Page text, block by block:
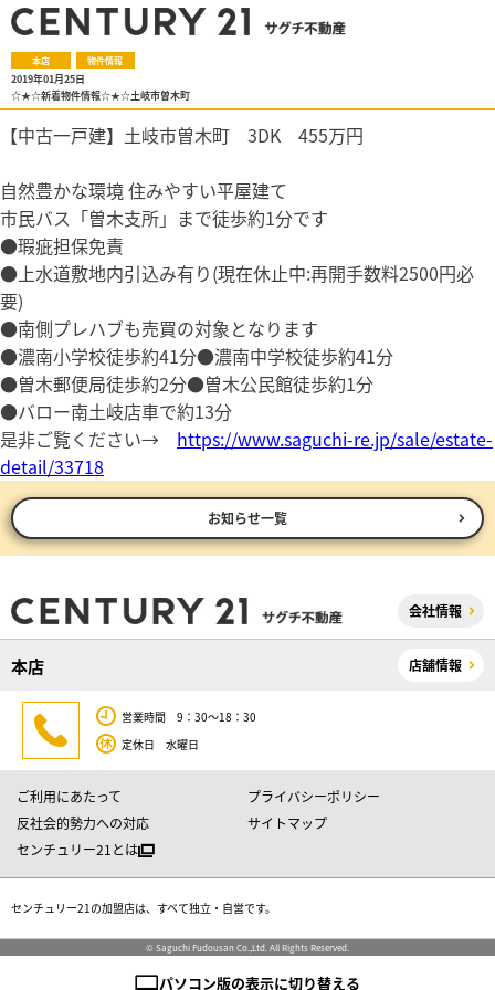
本店 物件情報
2019年01月25日
☆★☆新着物件情報☆★☆土岐市曽木町
【中古一戸建】土岐市曽木町 3DK 455万円
自然豊かな環境 住みやすい平屋建て
市民バス「曽木支所」まで徒歩約1分です
●瑕疵担保免責
●上水道敷地内引込み有り(現在休止中:再開手数料2500円必
要)
●南側プレハブも売買の対象となります
●濃南小学校徒歩約41分●濃南中学校徒歩約41分
●曽木郵便局徒歩約2分●曽木公民館徒歩約1分
●バロー南土岐店車で約13分
是非ご覧ください→ https://www.saguchi-re.jp/sale/estate-
detail/33718
お知らせ一覧
会社情報
本店 店舗情報
営業時間 9：30～18：30
定休日 水曜日
ご利用にあたって
プライバシーポリシー
反社会的勢力への対応
サイトマップ
センチュリー21とは
センチュリー21の加盟店は、すべて独立・自営です。
© Saguchi Fudousan Co.,Ltd. All Rights Reserved.
パソコン版の表示に切り替える